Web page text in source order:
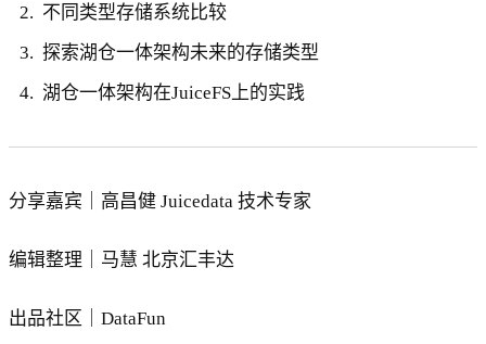
不同类型存储系统比较
探索湖仓一体架构未来的存储类型
湖仓一体架构在JuiceFS上的实践
分享嘉宾｜高昌健 Juicedata 技术专家
编辑整理｜马慧 北京汇丰达
出品社区｜DataFun